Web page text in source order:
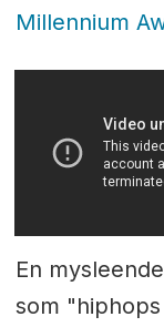
Millennium
En
som